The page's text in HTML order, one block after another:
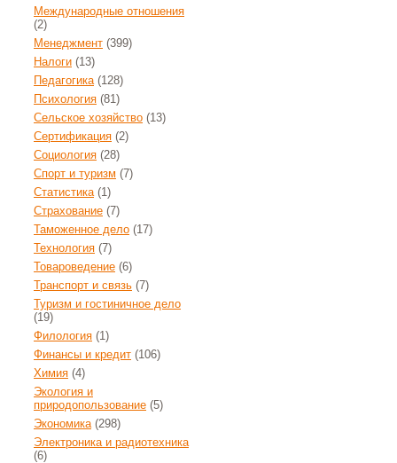
Международные отношения
(2)
Менеджмент (399)
Налоги (13)
Педагогика(128)
Психология (81)
Сельское хозяйство (13)
Сертификация (2)
Социология (28)
Спорт и туризм (7)
Статистика(1)
Страхование (7)
Таможенное дело (17)
Технология (7)
Товароведение (6)
Транспорт и связь (7)
Туризм и гостиничное дело
(19)
Филология (1)
Финансы и кредит (106)
Химия (4)
Экология и
природопользование (5)
Экономика(298)
Электроника и радиотехника
(6)